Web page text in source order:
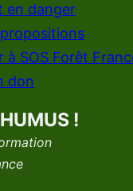
en danger
à SOS Forêt
don
!